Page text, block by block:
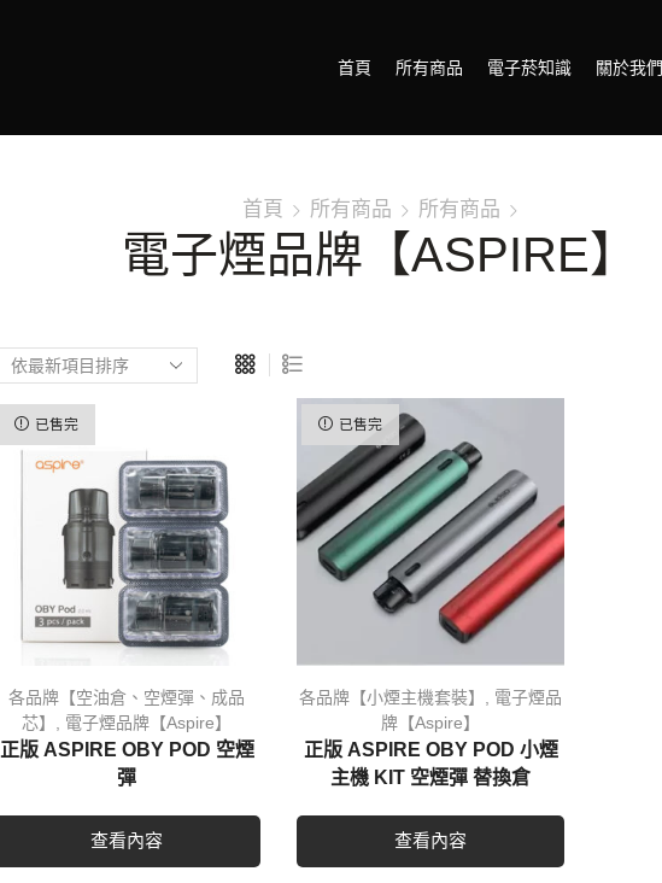
首頁 所有商品 電子菸知識 關於我們
首頁 所有商品 所有商品
電子煙品牌【ASPIRE】
已售完
各品牌【空油倉、空煙彈、成品
芯】
電子煙品牌【Aspire】
正版 ASPIRE OBY POD 空煙
彈
查看內容
已售完
各品牌【小煙主機套裝】
電子煙品
牌【Aspire】
正版 ASPIRE OBY POD 小煙
主機 KIT 空煙彈 替換倉
查看內容